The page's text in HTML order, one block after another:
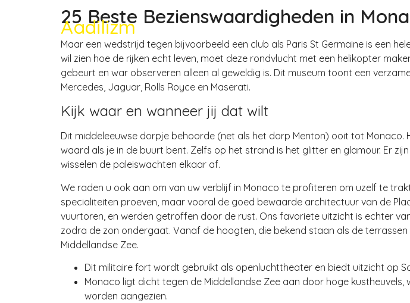
Aadilizm
25 Beste Bezienswaardigheden in
Maar een wedstrijd tegen bijvoorbeeld een club als Paris St Germaine is een
wil zien hoe de rijken echt leven, moet deze rondvlucht met een helikopter
gebeurt en war observeren alleen al geweldig is. Dit museum toont een
Mercedes, Jaguar, Rolls Royce en Maserati.
Kijk waar en wanneer jij dat wilt
Dit middeleeuwse dorpje behoorde (net als het dorp Menton) ooit tot
waard als je in de buurt bent. Zelfs op het strand is het glitter en glamour. Er
wisselen de paleiswachten elkaar af.
We raden u ook aan om van uw verblijf in Monaco te profiteren om uzelf te
specialiteiten proeven, maar vooral de goed bewaarde architectuur van de
vuurtoren, en werden getroffen door de rust. Ons favoriete uitzicht is echter
zodra de zon ondergaat. Vanaf de hoogten, die bekend staan als de
Middellandse Zee.
Dit militaire fort wordt gebruikt als openluchttheater en biedt uitzicht op
Monaco ligt dicht tegen de Middellandse Zee aan door hoge
worden aangezien.